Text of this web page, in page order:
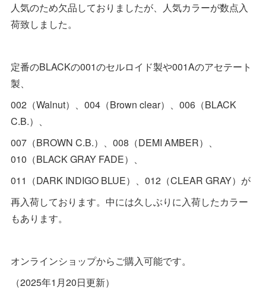
人気のため欠品しておりましたが、人気カラーが数点入
荷致しました。
定番のBLACKの001のセルロイド製や001Aのアセテート
製、
002（Walnut）、004（Brown clear）、006（BLACK
C.B.）、
007（BROWN C.B.）、008（DEMI AMBER）、
010（BLACK GRAY FADE）、
011（DARK INDIGO BLUE）、012（CLEAR GRAY）が
再入荷しております。中には久しぶりに入荷したカラー
もあります。
オンラインショップからご購入可能です。
（2025年1月20日更新）